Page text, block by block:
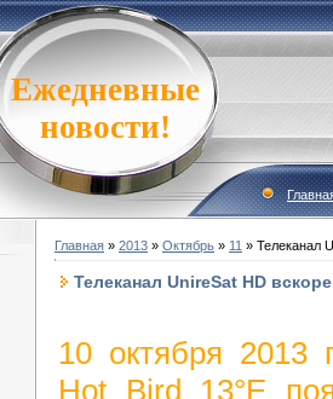
Ежедневные
новости!
Главная » 2013 » Октябрь » 11 » Телеканал
Телеканал UnireSat HD
10 октября 2013
Hot Bird 13°E